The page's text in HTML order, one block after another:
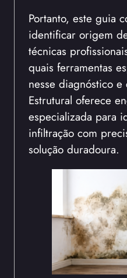
Portanto, este guia
identificar origem
técnicas
quais ferramentas
nesse diagnóstico e
Estrutural oferece
especializada para
infiltração com
solução duradoura.